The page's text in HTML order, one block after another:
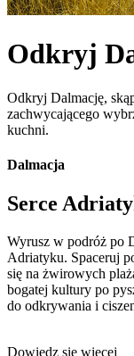
Odkryj
Odkryj Dalmację,
zachwycającego
kuchni.
Dalmacja
Serce
Wyrusz w podróż po
Adriatyku. Spaceruj
się na żwirowych
bogatej kultury po
do odkrywania i
Dowiedz się więcej